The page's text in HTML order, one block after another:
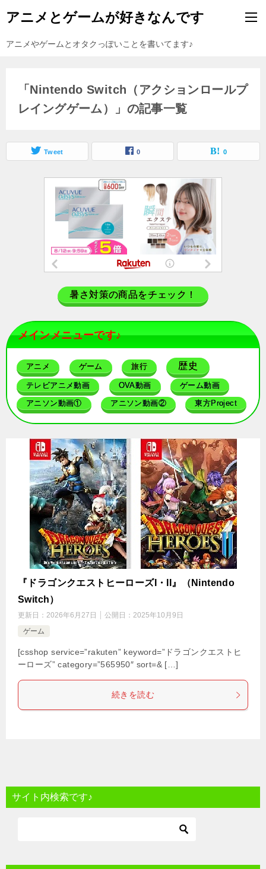
アニメとゲームが好きなんです
アニメやゲームとオタクっぽいことを書いてます♪
「Nintendo Switch（アクションロールプ
レイングゲーム）」の記事一覧
Tweet 0 0
暑さ対策の商品をチェック！
メインメニューです♪
アニメ ゲーム 旅行 歴史
テレビアニメ動画 OVA動画 ゲーム動画
アニソン動画① アニソン動画② 東方Project
『ドラゴンクエストヒーローズI・II』（Nintendo
Switch）
更新日： 2026年6月27日 公開日： 2025年10月9日
ゲーム
[csshop service=”rakuten” keyword=”ドラゴンクエストヒ
ーローズ” category=”565950″ sort=& […]
続きを読む
サイト内検索です♪